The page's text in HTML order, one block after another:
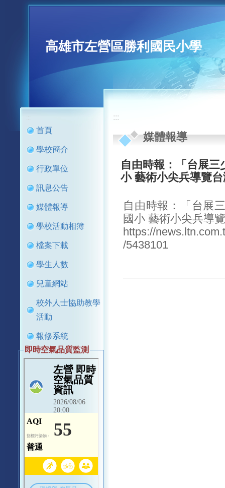
高雄市左營區勝利國民小學
:::
首頁
學校簡介
行政單位
訊息公告
媒體報導
學校活動相簿
檔案下載
學生人數
兒童網站
校外人士協助教學
活動
報修系統
即時空氣品質監測
:::
媒體報導
自由時報：「台展
小 藝術小尖兵導覽
自由時報：「台展
國小 藝術小尖兵導
https://
/5438101